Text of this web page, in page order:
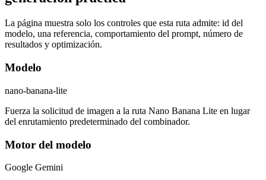
La página muestra solo los controles que esta ruta admite: id del
modelo, una referencia, comportamiento del prompt, número de
resultados y optimización.
Modelo
nano-banana-lite
Fuerza la solicitud de imagen a la ruta Nano Banana Lite en lugar
del enrutamiento predeterminado del combinador.
Motor del modelo
Google Gemini